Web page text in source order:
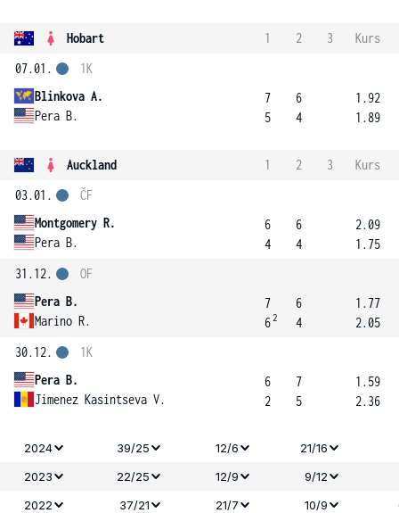
Hobart 1 2 3
Kurs
07.01.
Blinkova A.
Pera B.
1K
7
5
6
4
1.92
1.89
Auckland 1 2 3
Kurs
03.01.
Montgomery R.
Pera B.
ČF
6
4
6
4
2.09
1.75
31.12.
Pera B.
Marino R.
OF
7
62
6
4
1.77
2.05
30.12.
Pera B.
Jimenez Kasintseva V.
1K
6
2
7
5
1.59
2.36
2024 39/25 12/6
21/16
2023
22/25 12/9
9/12
2022
37/21 21/7 10/9